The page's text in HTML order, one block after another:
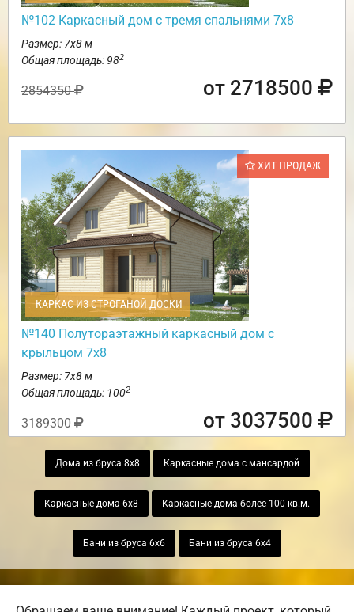
№102 Каркасный дом с тремя спальнями 7х8
Размер: 7х8 м
Общая площадь: 982
2854350 от 2718500
ХИТ ПРОДАЖ
КАРКАС ИЗ СТРОГАНОЙ ДОСКИ
№140 Полутораэтажный каркасный дом с
крыльцом 7х8
Размер: 7х8 м
Общая площадь: 1002
3189300 от 3037500
Дома из бруса 8х8 Каркасные дома с мансардой
Каркасные дома 6х8 Каркасные дома более 100 кв.м.
Бани из бруса 6х6 Бани из бруса 6х4